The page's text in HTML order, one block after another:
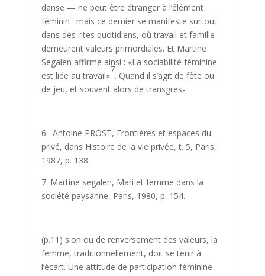
danse — ne peut être étranger à l’élément
féminin : mais ce dernier se manifeste surtout
dans des rites quotidiens, où travail et famille
demeurent valeurs primordiales. Et Martine
Segalen affirme ainsi : «La sociabilité féminine
est liée au travail»
7
. Quand il s’agit de fête ou
de jeu, et souvent alors de transgres-
6. Antoine PROST, Frontières et espaces du
privé, dans Histoire de la vie privée, t. 5, Paris,
1987, p. 138.
7. Martine segalen, Mari et femme dans la
société paysanne, Paris, 1980, p. 154.
(p.11) sion ou de renversement des valeurs, la
femme, traditionnellement, doit se tenir à
l’écart. Une attitude de participation féminine